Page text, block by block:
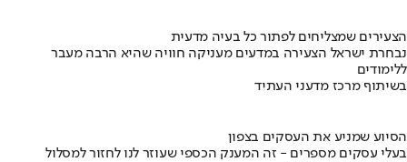
הצעירים שמצליחים לפתור כל בעיה מדעית
נבחרת ישראל הצעירה במדעים מעניקה חוויה שהיא הרבה מעבר
ללימודים
בשיתוף מרכז מדעני העתיד
הסיוע שמניע את העסקים בצפון
בעלי עסקים מספרים - זה המענק הכספי שעוזר לנו לחזור למסלול